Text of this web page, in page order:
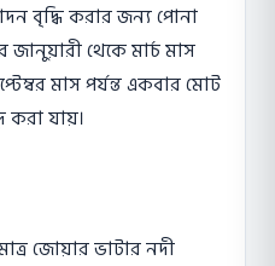
বৃদ্ধি করার জন্য পোনা
থেকে মার্চ মাস
মাস পর্যন্ত একবার মোট
যায়।
জোয়ার ভাটার নদী